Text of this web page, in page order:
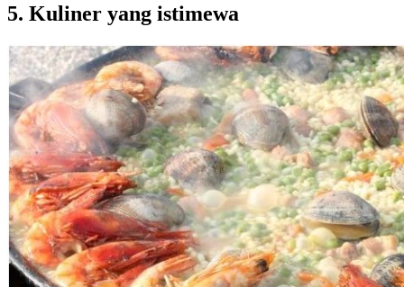
5. Kuliner yang istimewa